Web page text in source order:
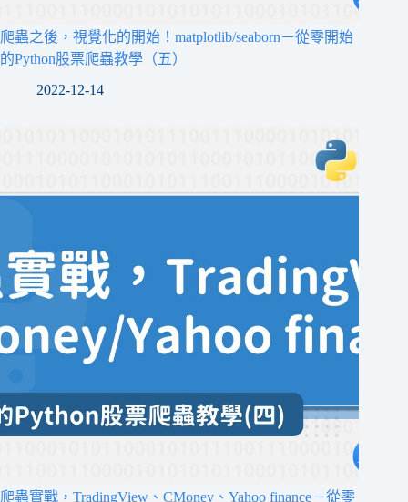
爬蟲之後，視覺化的開始！matplotlib/seaborn－從零開始
的Python股票爬蟲教學（五）
2022-12-14
爬蟲實戰，TradingView、CMoney、Yahoo finance－從零